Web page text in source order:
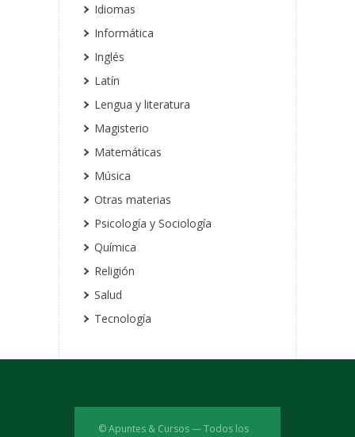
Idiomas
Informática
Inglés
Latín
Lengua y literatura
Magisterio
Matemáticas
Música
Otras materias
Psicología y Sociología
Química
Religión
Salud
Tecnología
© Apuntes & Cursos — Todos los